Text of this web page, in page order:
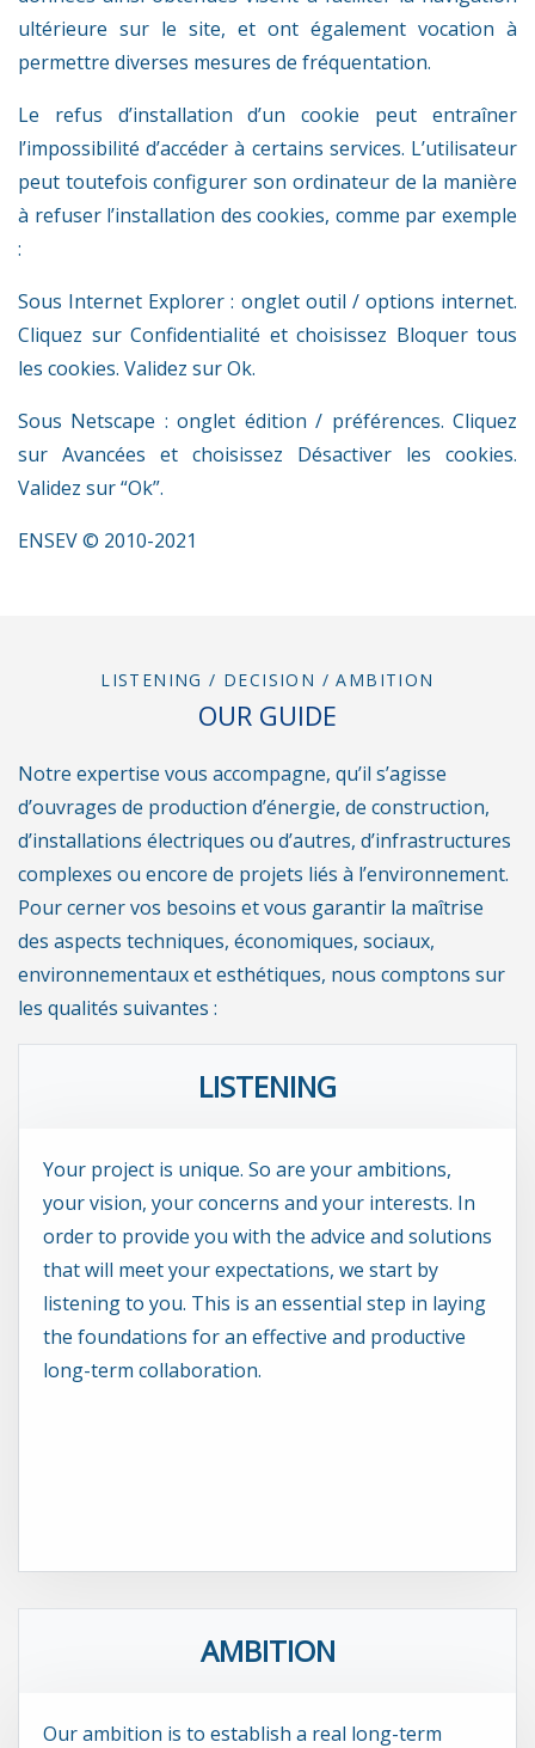
ultérieure sur le site, et ont également vocation à
permettre diverses mesures de fréquentation.
Le refus d’installation d’un cookie peut entraîner
l’impossibilité d’accéder à certains services. L’utilisateur
peut toutefois configurer son ordinateur de la manière
à refuser l’installation des cookies, comme par exemple
:
Sous Internet Explorer : onglet outil / options internet.
Cliquez sur Confidentialité et choisissez Bloquer tous
les cookies. Validez sur Ok.
Sous Netscape : onglet édition / préférences. Cliquez
sur Avancées et choisissez Désactiver les cookies.
Validez sur “Ok”.
ENSEV © 2010-2021
LISTENING / DECISION / AMBITION
OUR GUIDE
Notre expertise vous accompagne, qu’il s’agisse
d’ouvrages de production d’énergie, de construction,
d’installations électriques ou d’autres, d’infrastructures
complexes ou encore de projets liés à l’environnement.
Pour cerner vos besoins et vous garantir la maîtrise
des aspects techniques, économiques, sociaux,
environnementaux et esthétiques, nous comptons sur
les qualités suivantes :
LISTENING
Your project is unique. So are your ambitions,
your vision, your concerns and your interests. In
order to provide you with the advice and solutions
that will meet your expectations, we start by
listening to you. This is an essential step in laying
the foundations for an effective and productive
long-term collaboration.
AMBITION
Our ambition is to establish a real long-term